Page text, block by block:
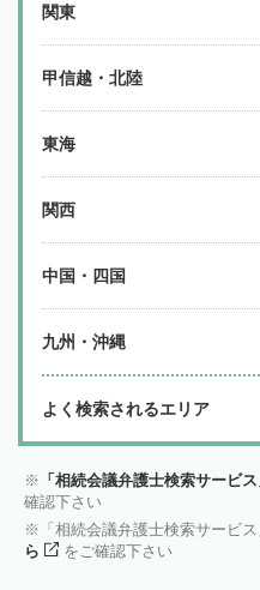
関東
甲信越・北陸
東海
関西
中国・四国
九州・沖縄
よく検索されるエリア
「相続会議弁護士検索サービ
確認下さい
「相続会議弁護士検索サービ
ら
をご確認下さい